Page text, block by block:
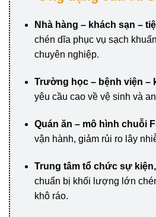
Nhà hàng – khách sạn –
chén dĩa phục vụ sạch
chuyên nghiệp.
Trường học – bệnh viện –
yêu cầu cao về vệ sinh và
Quán ăn – mô hình chuỗi
vận hành, giảm rủi ro lây
Trung tâm tổ chức sự
chuẩn bị khối lượng lớn
khô ráo.